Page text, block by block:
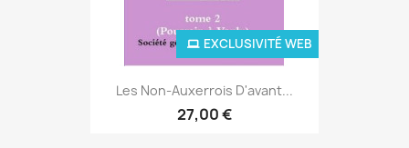
Les Non-Auxerrois D'avant...
27,00 €
EXCLUSIVITÉ WEB